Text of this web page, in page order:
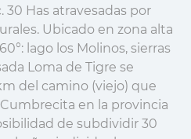
30 Has atravesadas por
Ubicado en zona alta
lago los Molinos, sierras
Loma de Tigre se
del camino (viejo) que
en la provincia
de subdividir 30